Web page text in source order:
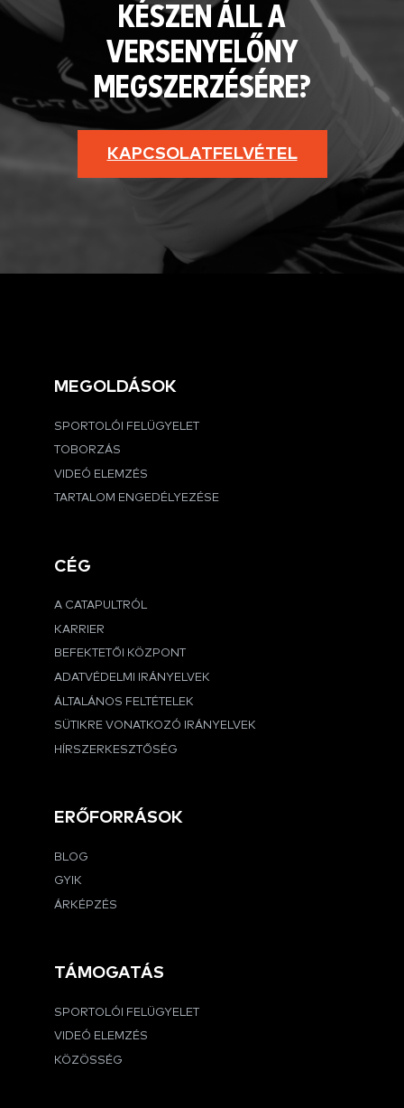
KÉSZEN ÁLL A
VERSENYELŐNY
MEGSZERZÉSÉRE?
KAPCSOLATFELVÉTEL
MEGOLDÁSOK
SPORTOLÓI FELÜGYELET
TOBORZÁS
VIDEÓ ELEMZÉS
TARTALOM ENGEDÉLYEZÉSE
CÉG
A CATAPULTRÓL
KARRIER
BEFEKTETŐI KÖZPONT
ADATVÉDELMI IRÁNYELVEK
ÁLTALÁNOS FELTÉTELEK
SÜTIKRE VONATKOZÓ IRÁNYELVEK
HÍRSZERKESZTŐSÉG
ERŐFORRÁSOK
BLOG
GYIK
ÁRKÉPZÉS
TÁMOGATÁS
SPORTOLÓI FELÜGYELET
VIDEÓ ELEMZÉS
KÖZÖSSÉG